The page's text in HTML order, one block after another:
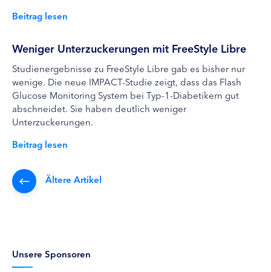
Beitrag lesen
Weniger Unterzuckerungen mit FreeStyle Libre
Studienergebnisse zu FreeStyle Libre gab es bisher nur
wenige. Die neue IMPACT-Studie zeigt, dass das Flash
Glucose Monitoring System bei Typ-1-Diabetikern gut
abschneidet. Sie haben deutlich weniger
Unterzuckerungen.
Beitrag lesen
Ältere Artikel
Unsere Sponsoren